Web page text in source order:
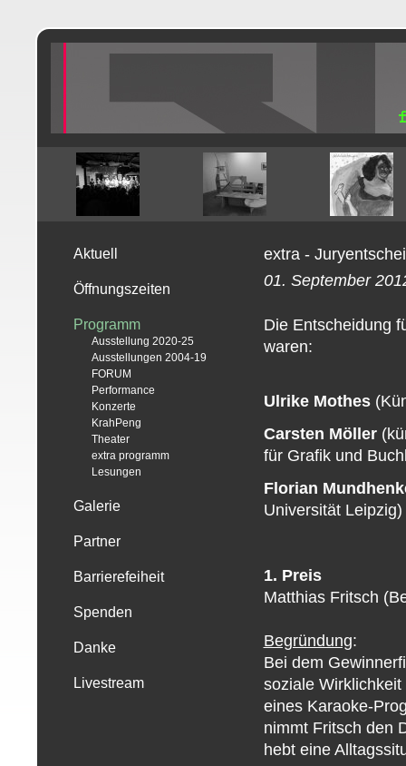
Aktuell
Öffnungszeiten
Programm
Ausstellung 2020-25
Ausstellungen 2004-19
FORUM
Performance
Konzerte
KrahPeng
Theater
extra programm
Lesungen
Galerie
Partner
Barrierefeiheit
Spenden
Danke
Livestream
extra -
01. September
Die Entscheidung
waren:
Ulrike Mothes
Carsten Möller
für Grafik und
Florian
Universität Leipzig)
1. Preis
Matthias Fritsch
Begründung:
Bei dem
soziale
eines Karaoke-
nimmt Fritsch den
hebt eine